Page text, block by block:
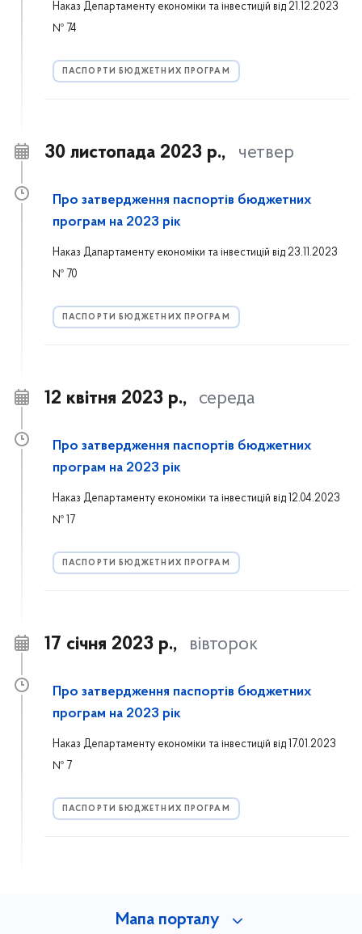
Наказ Департаменту економіки та інвестицій від 21.12.2023
№ 74
ПАСПОРТИ БЮДЖЕТНИХ ПРОГРАМ
30 листопада 2023 р., четвер
Про затвердження паспортів бюджетних
програм на 2023 рік
Наказ Дапартаменту економіки та інвестицій від 23.11.2023
№ 70
ПАСПОРТИ БЮДЖЕТНИХ ПРОГРАМ
12 квітня 2023 р., середа
Про затвердження паспортів бюджетних
програм на 2023 рік
Наказ Департаменту економіки та інвестицій від 12.04.2023
№ 17
ПАСПОРТИ БЮДЖЕТНИХ ПРОГРАМ
17 січня 2023 р., вівторок
Про затвердження паспортів бюджетних
програм на 2023 рік
Наказ Департаменту економіки та інвестицій від 17.01.2023
№ 7
ПАСПОРТИ БЮДЖЕТНИХ ПРОГРАМ
Мапа порталу